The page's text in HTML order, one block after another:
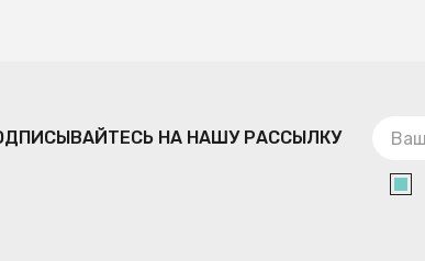
НА НАШУ РАССЫЛКУ